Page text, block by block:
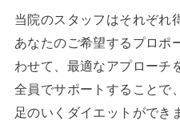
当院のスタッフはそれぞれ
あなたのご希望するプロポ
わせて、最適なアプローチ
全員でサポートすることで
足のいくダイエットができ